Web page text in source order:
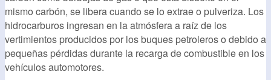
mismo carbón, se libera cuando se lo extrae o pulveriza. Los
hidrocarburos ingresan en la atmósfera a raíz de los
vertimientos producidos por los buques petroleros o debido a
pequeñas pérdidas durante la recarga de combustible en los
vehículos automotores.